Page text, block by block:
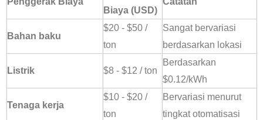
Biaya (USD)
Bahan baku
$20 - $50 /
ton
Sangat bervariasi
berdasarkan lokasi
Listrik $8 - $12 / ton
Berdasarkan
$0.12/kWh
Tenaga kerja
$10 - $20 /
ton
Bervariasi menurut
tingkat otomatisasi